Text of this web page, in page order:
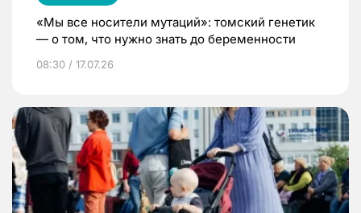
«Мы все носители мутаций»: томский генетик
— о том, что нужно знать до беременности
08:30 / 17.07.26